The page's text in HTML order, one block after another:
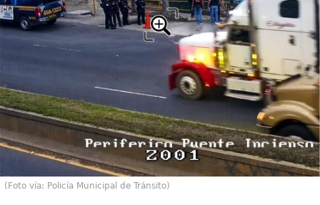
(Foto vía: Policía Municipal de Tránsito)